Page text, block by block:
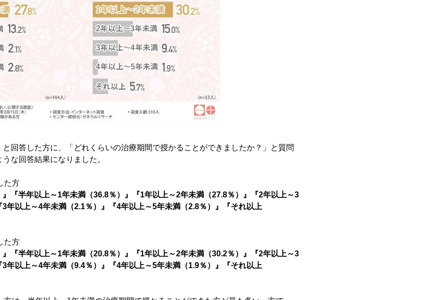
回答した方に、「どれくらいの治療期間で授かることができましたか？」と質問
な回答結果になりました。
た方
』『半年以上～1年未満（36.8％）』『1年以上～2年未満（27.8％）』『2年以上～3
年以上～4年未満（2.1％）』『4年以上～5年未満（2.8％）』『それ以上
た方
』『半年以上～1年未満（20.8％）』『1年以上～2年未満（30.2％）』『2年以上～3
年以上～4年未満（9.4％）』『4年以上～5年未満（1.9％）』『それ以上